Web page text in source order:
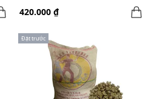
420.000 ₫
Đặt trước